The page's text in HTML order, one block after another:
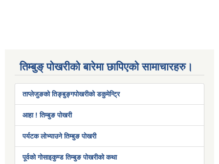
तिम्बुङ् पोखरीको बारेमा छापिएको सामाचारहरु।
ताप्लेजुङको तिङ्बुङ्गपोखरीको डकुमेन्ट्रि
आहा ! तिम्बुङ पोखरी
पर्यटक लोभ्याउने तिम्बुङ पोखरी
पूर्वको गोसाइकुण्ड तिम्बुङ पोखरीको कथा